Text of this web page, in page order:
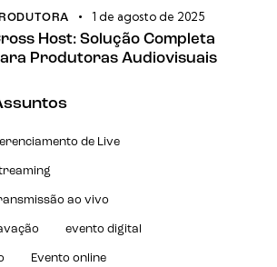
1 de agosto de 2025
Host: Solução Completa
Produtoras Audiovisuais
de Live
ao vivo
evento digital
Evento online